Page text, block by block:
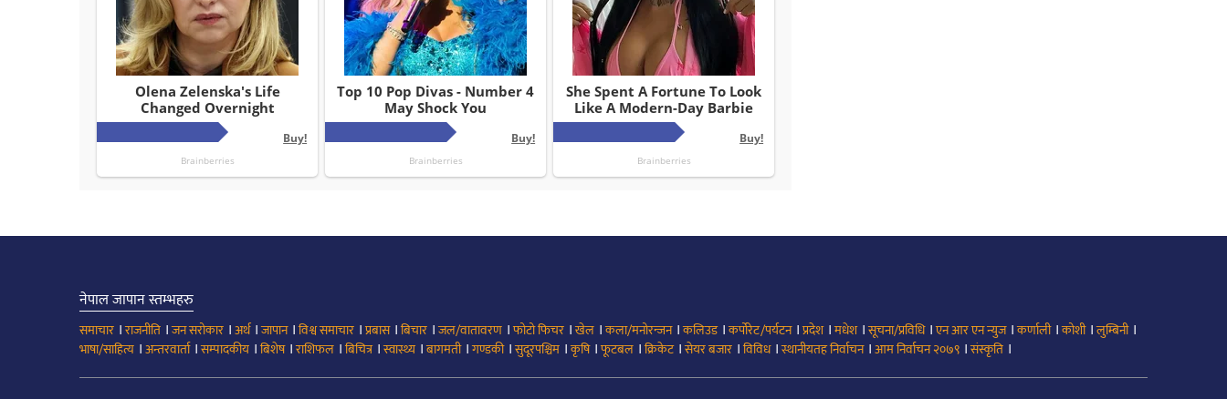
नेपाल जापान स्तम्भहरु
समाचार ।राजनीति ।जन सरोकार ।अर्थ।जापान।विश्व समाचार ।प्रबास।बिचार ।जल/वातावरण ।फोटो फिचर ।खेल ।कला/मनोरन्जन।कलिउड।कर्पोरेट/पर्यटन।प्रदेश।मधेश।सूचना/प्रविधि।एन आर एन न्युज।कर्णाली।कोशी।लुम्बिनी।
भाषा/साहित्य ।अन्तरवार्ता।सम्पादकीय ।बिशेष।राशिफल ।बिचित्र।स्वास्थ्य ।बागमती।गण्डकी।सुदूरपश्चिम ।कृषि।फूटबल ।क्रिकेट।सेयर बजार ।विविध।स्थानीयतह निर्वाचन।आम निर्वाचन २०७९ ।संस्कृति ।